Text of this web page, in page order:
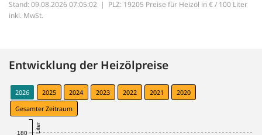
Stand: 09.08.2026 07:05:02 | PLZ: 19205 Preise für Heizöl in € / 100 Liter
inkl. MwSt.
Entwicklung der Heizölpreise
2026 2025 2024 2023 2022 2021
2020
Gesamter Zeitraum
180